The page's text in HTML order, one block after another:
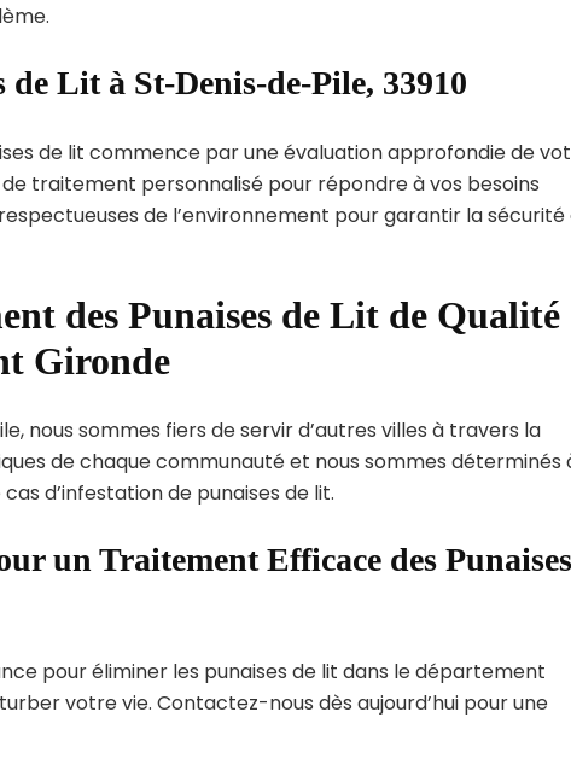
Lit à St-Denis-de-Pile, 33910
de lit commence par une évaluation approfondie de
traitement personnalisé pour répondre à vos besoins
de l’environnement pour garantir la sécurité
des Punaises de Lit de Qualité
Gironde
nous sommes fiers de servir d’autres villes à travers la
de chaque communauté et nous sommes déterminés
d’infestation de punaises de lit.
un Traitement Efficace des Punaises
pour éliminer les punaises de lit dans le département
votre vie. Contactez-nous dès aujourd’hui pour une